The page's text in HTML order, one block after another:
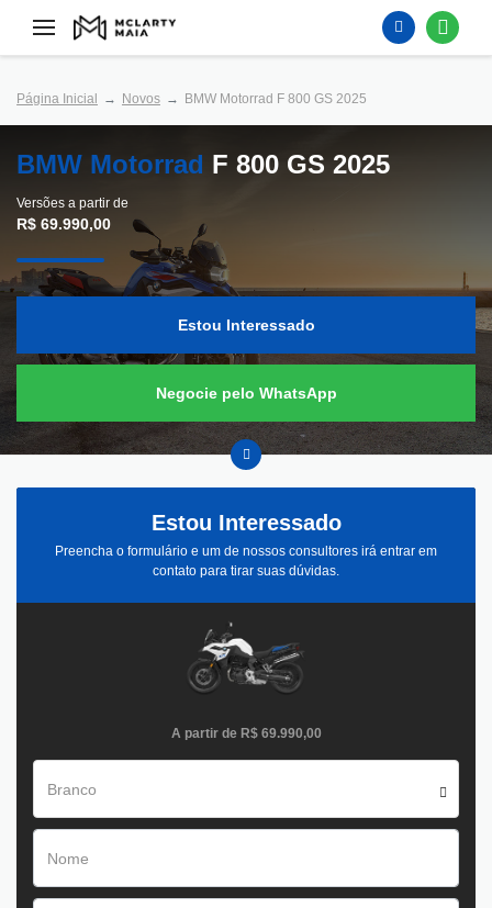
Página Inicial Novos BMW Motorrad F 800 GS 2025
BMW Motorrad F 800 GS 2025
Versões a partir de
R$ 69.990,00
Estou Interessado
Negocie pelo WhatsApp
Estou Interessado
Preencha o formulário e um de nossos consultores irá entrar em
contato para tirar suas dúvidas.
A partir de R$ 69.990,00
Branco